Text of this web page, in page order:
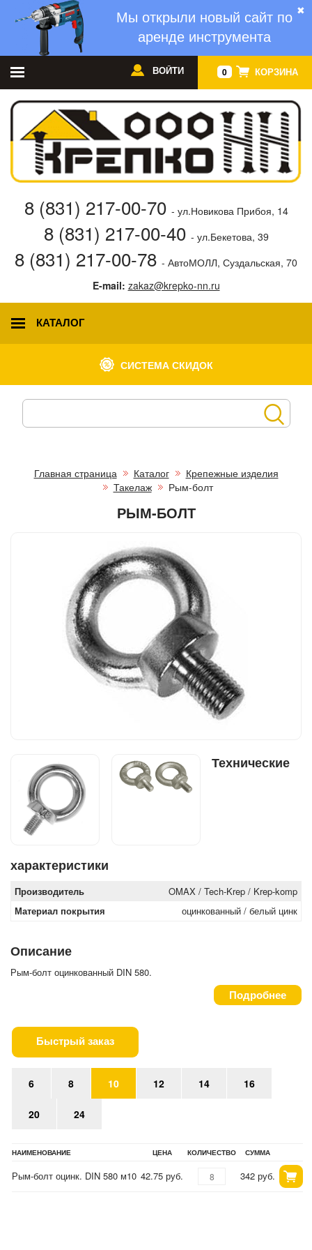
✖
Мы открыли новый сайт по
аренде инструмента
0 КОРЗИНА
ВОЙТИ
8 (831) 217-00-70 - ул.Новикова Прибоя, 14
8 (831) 217-00-40 - ул.Бекетова, 39
8 (831) 217-00-78 - АвтоМОЛЛ, Суздальская, 70
E-mail: zakaz@krepko-nn.ru
КАТАЛОГ
СИСТЕМА СКИДОК
Главная страница Каталог
Крепежные изделия
Такелаж
Рым-болт
РЫМ-БОЛТ
Технические
характеристики
Производитель
OMAX / Tech-Krep / Krep-komp
Материал покрытия
оцинкованный / белый цинк
Описание
Рым-болт оцинкованный DIN 580.
Подробнее
Быстрый заказ
6 8 10 12 14 16
20 24
НАИМЕНОВАНИЕ ЦЕНА КОЛИЧЕСТВО СУММА
Рым-болт оцинк. DIN 580 м10 42.75 руб. 342 руб.